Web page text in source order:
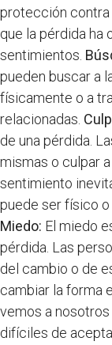
protección contra
que la pérdida ha
sentimientos.
pueden buscar a
físicamente o a
relacionadas.
de una pérdida.
mismas o culpar
sentimiento
puede ser físico o
Miedo: El miedo
pérdida. Las
del cambio o de
cambiar la forma
vemos a
difíciles de